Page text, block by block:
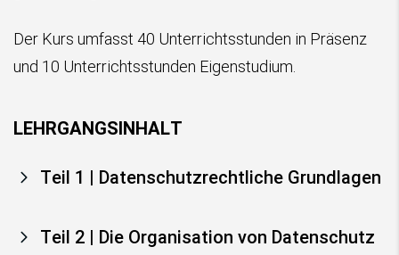
Der Kurs umfasst 40 Unterrichtsstunden in Präsenz
und 10 Unterrichtsstunden Eigenstudium.
LEHRGANGSINHALT
Teil 1 | Datenschutzrechtliche Grundlagen
Teil 2 | Die Organisation von Datenschutz